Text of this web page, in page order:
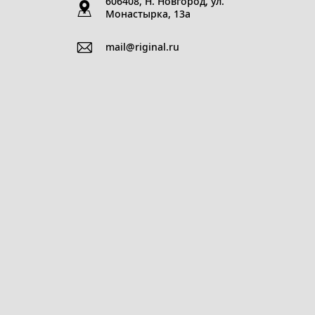
606408, Н. Новгород, ул.
Монастырка, 13a
mail@riginal.ru